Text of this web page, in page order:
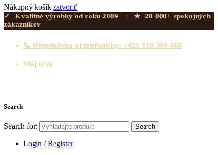
Nákupný košík zatvoriť
✓ Kvalitné výrobky od roku 2009 | ★
20 000+ spokojných
zákazníkov
📞 Objednávka aj telefonicky: +421 910 366 466
Môj účet
Search
Search for: Search
Login / Register